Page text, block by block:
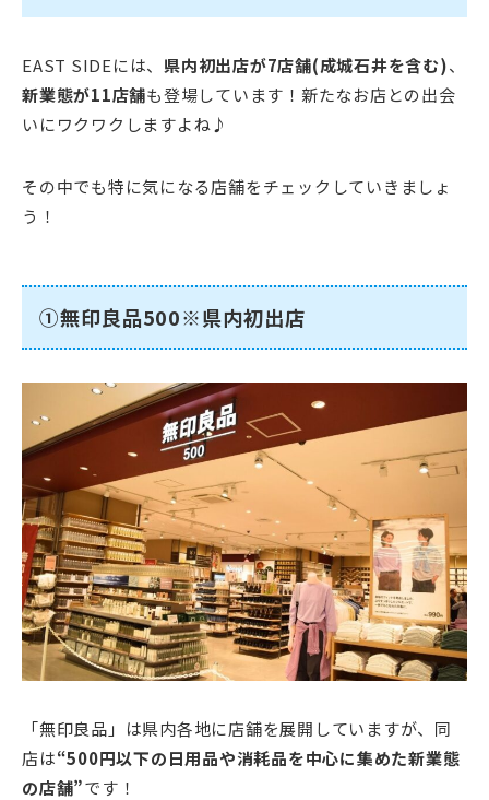
EAST SIDEには、 県内初出店が7店舗(成城石井を含む)、
新業態が11店舗も登場しています！新たなお店との出会
いにワクワクしますよね♪
その中でも特に気になる店舗をチェックしていきましょ
う！
①無印良品500※県内初出店
「無印良品」は県内各地に店舗を展開していますが、同
店は“500円以下の日用品や消耗品を中心に集めた新業態
の店舗”です！